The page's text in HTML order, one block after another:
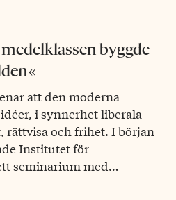
byggde
att den moderna
i synnerhet liberala
rättvisa och frihet. I början
Institutet för
seminarium med…